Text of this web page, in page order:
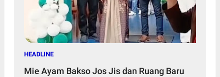
HEADLINE
Mie Ayam Bakso Jos Jis dan Ruang Baru